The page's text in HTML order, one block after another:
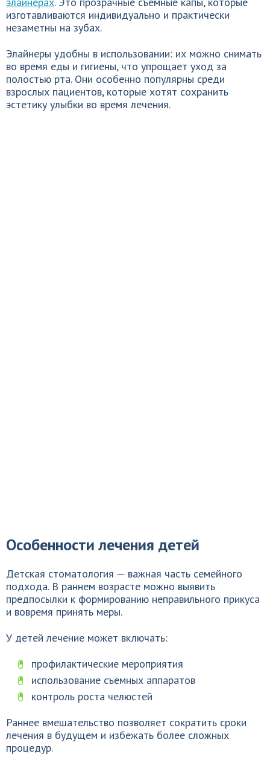
изготавливаются индивидуально и практически
незаметны на зубах.
Элайнеры удобны в использовании: их можно снимать
во время еды и гигиены, что упрощает уход за
полостью рта. Они особенно популярны среди
взрослых пациентов, которые хотят сохранить
эстетику улыбки во время лечения.
Особенности лечения детей
Детская стоматология — важная часть семейного
подхода. В раннем возрасте можно выявить
предпосылки к формированию неправильного прикуса
и вовремя принять меры.
У детей лечение может включать:
профилактические мероприятия
использование съёмных аппаратов
контроль роста челюстей
Раннее вмешательство позволяет сократить сроки
лечения в будущем и избежать более сложных
процедур.